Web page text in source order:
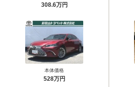
308.6万円
本体価格
528万円